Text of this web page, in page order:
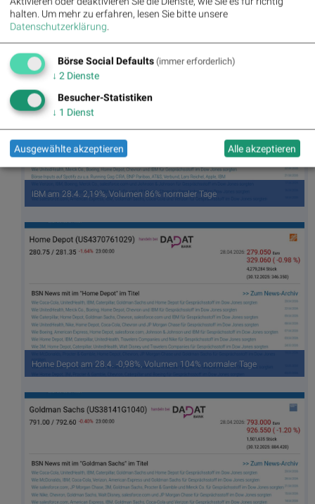
UnitedHealth am 28.4. 3,41%, Volumen 110% normaler Tage
IBM am 28.4. 2,19%, Volumen 86% normaler Tage
Home Depot am 28.4. -0,98%, Volumen 104% normaler Tage
halten. Um mehr zu erfahren, lesen Sie bitte unsere
Datenschutzerklärung.
Börse Social Defaults (immer erforderlich)
↓ 2 Dienste
Besucher-Statistiken
↓ 1 Dienst
Ausgewählte akzeptieren Alle akzeptieren